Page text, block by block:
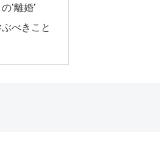
’離婚’
べきこと